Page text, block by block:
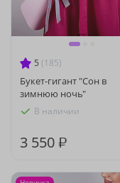
5 (185)
Букет-гигант "Сон в
зимнюю ночь"
В наличии
3 550 ₽